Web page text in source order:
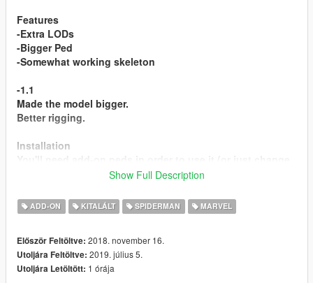
Features
-Extra LODs
-Bigger Ped
-Somewhat working skeleton
-1.1
Made the model bigger.
Better rigging.
Installation
it with a in game model)
V\update\x64\dlcpacks\addonpeds\dlc.rpf\peds.rpf
name:Venom type:male streamed:false
Show Full Description
ADD-ON KITALÁLT SPIDERMAN MARVEL
Először Feltöltve: 2018. november 16.
Utoljára Feltöltve: 2019. július 5.
Utoljára Letöltött: 1 órája